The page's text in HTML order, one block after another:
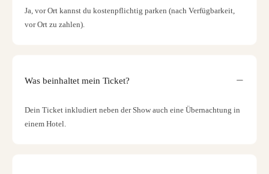
Ja, vor Ort kannst du kostenpflichtig parken (nach Verfügbarkeit,
vor Ort zu zahlen).
Was beinhaltet mein Ticket?
Dein Ticket inkludiert neben der Show auch eine Übernachtung in
einem Hotel.